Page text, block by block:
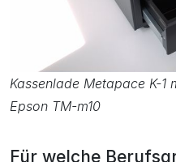
Kassenlade Metapace K-1
Epson TM-m10
Für welche